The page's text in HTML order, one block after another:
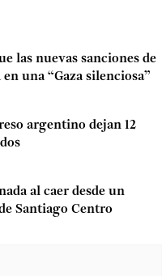
las nuevas sanciones de
una “Gaza silenciosa”
argentino dejan 12
al caer desde un
Santiago Centro